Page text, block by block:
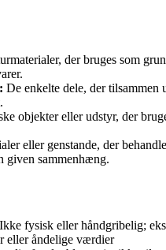
der bruges som
De enkelte dele, der tilsammen
objekter eller udstyr, der
eller genstande, der
given sammenhæng.
Ikke fysisk eller håndgribelig;
eller åndelige værdier